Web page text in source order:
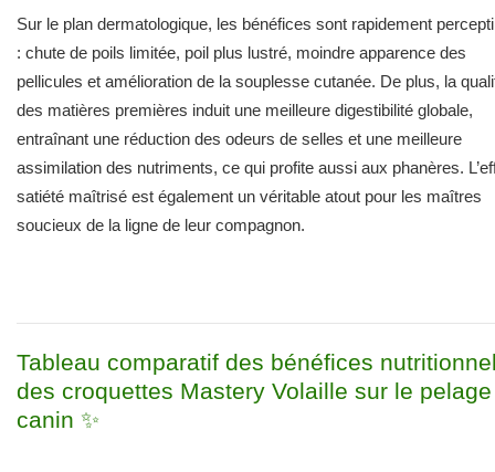
Sur le plan dermatologique, les bénéfices sont rapidement
: chute de poils limitée, poil plus lustré, moindre apparence des
pellicules et amélioration de la souplesse cutanée. De plus, la
des matières premières induit une meilleure digestibilité globale,
entraînant une réduction des odeurs de selles et une meilleure
assimilation des nutriments, ce qui profite aussi aux phanères.
satiété maîtrisé est également un véritable atout pour les maîtres
soucieux de la ligne de leur compagnon.
Tableau comparatif des bénéfices
des croquettes Mastery Volaille sur le pelage
canin ✨